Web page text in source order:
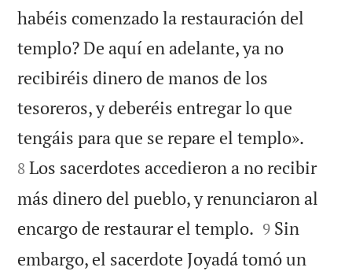
habéis comenzado la restauración del
templo? De aquí en adelante, ya no
recibiréis dinero de manos de los
tesoreros, y deberéis entregar lo que
tengáis para que se repare el templo».
8 Los sacerdotes accedieron a no recibir
más dinero del pueblo, y renunciaron al
encargo de restaurar el templo. 

9 Sin
embargo, el sacerdote Joyadá tomó un